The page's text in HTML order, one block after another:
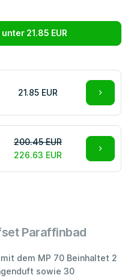
21.85 EUR
21.85 EUR
200.45 EUR
226.63 EUR
Paraffinbad
dem MP 70 Beinhaltet 2
sowie 30